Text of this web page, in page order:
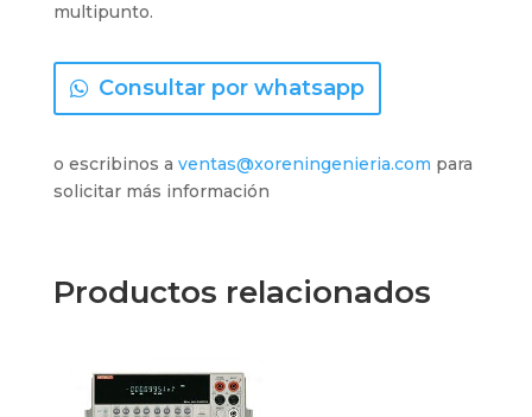
multipunto.
Consultar por whatsapp
o escribinos a ventas@xoreningenieria.com para
solicitar más información
Productos relacionados